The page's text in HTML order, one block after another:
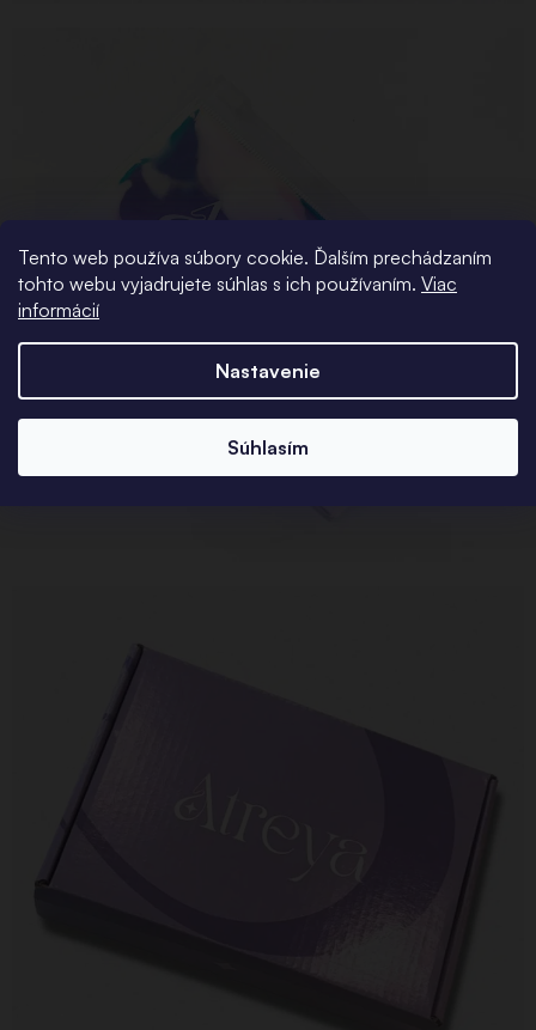
Tento web používa súbory cookie. Ďalším prechádzaním
tohto webu vyjadrujete súhlas s ich používaním. Viac
informácií
Nastavenie
Súhlasím